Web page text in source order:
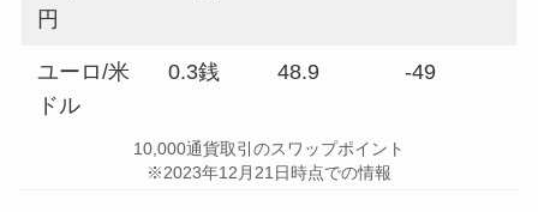
円
ユーロ/米
ドル
0.3銭 48.9 -49
10,000通貨取引のスワップポイント
※2023年12月21日時点での情報